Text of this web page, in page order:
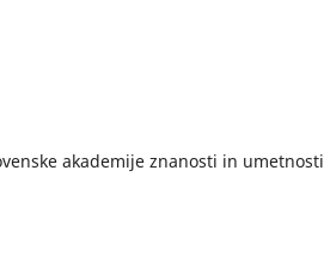
akademije znanosti in umetnosti